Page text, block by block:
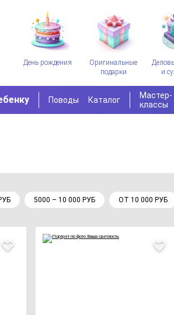
День рождения
Оригинальные
подарки
и
Поводы Каталог
Мастер-
классы
5000 – 10 000 РУБ ОТ 10 000 РУБ